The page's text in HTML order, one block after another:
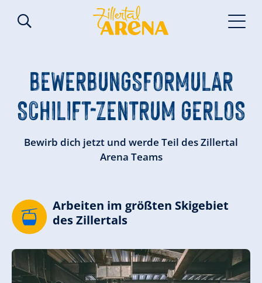
BEWERBUNGSFORMULAR
SCHILIFT-ZENTRUM GERLOS
Bewirb dich jetzt und werde Teil des Zillertal
Arena Teams
Arbeiten im größten Skigebiet
des Zillertals